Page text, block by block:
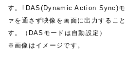
す。｢DAS(Dynamic Action Sync)モ
ァを通さず映像を画面に出力するこ
す。（DASモードは自動設定）
※画像はイメージです。